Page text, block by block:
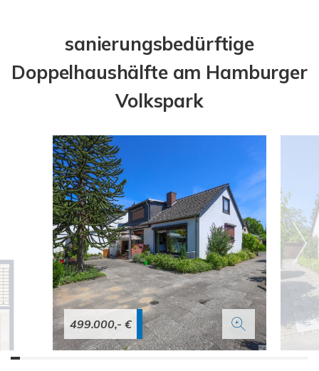
sanierungsbedürftige
Doppelhaushälfte am Hamburger
Volkspark
499.000,- €